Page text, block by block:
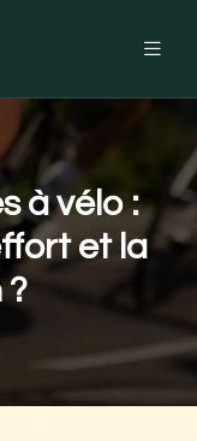
à vélo :
et la
?